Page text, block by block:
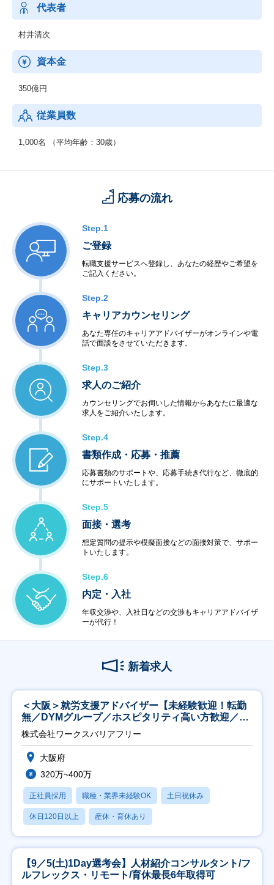
■ソフトウェアテスト：
同社の強みは、企画・開発・評価・デバッグ・運営までワンスト
ップでサービスを提供していること。
離が近く、常に技術交流・人材交流を図っており、より良いコン
テンツをつくるためのサポートや提案を実現しています。
代表者
村井清次
資本金
350億円
従業員数
1,000名 （平均年齢：30歳）
応募の流れ
Step.1
ご登録
転職支援サービスへ登録し、あなたの経歴やご希望を
ご記入ください。
Step.2
キャリアカウンセリング
あなた専任のキャリアアドバイザーがオンラインや電
話で面談をさせていただきます。
Step.3
求人のご紹介
カウンセリングでお伺いした情報からあなたに最適な
求人をご紹介いたします。
Step.4
書類作成・応募・推薦
応募書類のサポートや、応募手続き代行など、徹底的
にサポートいたします。
Step.5
面接・選考
想定質問の提示や模擬面接などの面接対策で、サポー
トいたします。
Step.6
内定・入社
年収交渉や、入社日などの交渉もキャリアアドバイザ
ーが代行！
新着求人
＜大阪＞就労支援アドバイザー【未経験歓迎！転勤
無／DYMグループ／ホスピタリティ高い方歓迎／土
日祝】
株式会社ワークスバリアフリー
大阪府
320万~400万
正社員採用 職種・業界未経験OK 土日祝休み
休日120日以上 産休・育休あり
【9／5(土)1Day選考会】人材紹介コンサルタント/フ
ルフレックス・リモート/育休最長6年取得可